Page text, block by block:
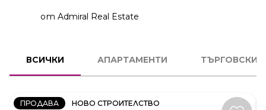
от Admiral Real Estate
ВСИЧКИ АПАРТАМЕНТИ ТЪРГОВСКИ
ПРОДАВА НОВО СТРОИТЕЛСТВО
СТАЕН
КОД:
231606